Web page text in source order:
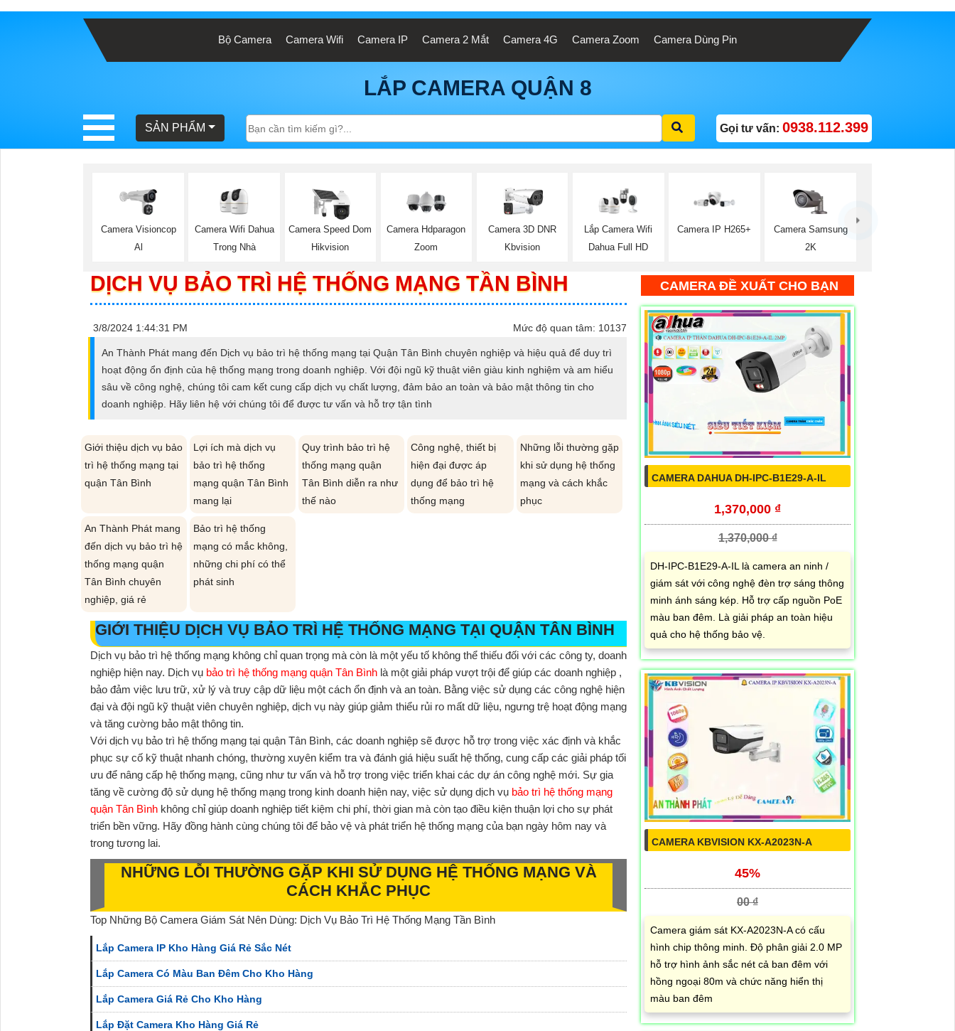
Bộ Camera Camera Wifi Camera IP Camera 2 Mắt Camera 4G Camera Zoom Camera Dùng Pin
LẮP CAMERA QUẬN 8
SẢN PHẨM Gọi tư vấn: 0938.112.399
Camera Visioncop
Al
Camera Wifi Dahua
Trong Nhà
Camera Speed Dom
Hikvision
Camera Hdparagon
Zoom
Camera 3D DNR
Kbvision
Lắp Camera Wifi
Dahua Full HD
Camera IP H265+
Camera Samsung
2K
DỊCH VỤ BẢO TRÌ HỆ THỐNG MẠNG TẦN BÌNH
3/8/2024 1:44:31 PM Mức độ quan tâm: 10137
An Thành Phát mang đến Dịch vụ bảo trì hệ thống mạng tại Quận Tân Bình chuyên nghiệp và hiệu quả để duy trì
hoạt động ổn định của hệ thống mạng trong doanh nghiệp. Với đội ngũ kỹ thuật viên giàu kinh nghiệm và am hiểu
sâu về công nghệ, chúng tôi cam kết cung cấp dịch vụ chất lượng, đảm bảo an toàn và bảo mật thông tin cho
doanh nghiệp. Hãy liên hệ với chúng tôi để được tư vấn và hỗ trợ tận tình
Giới thiệu dịch vụ bảo
trì hệ thống mạng tại
quận Tân Bình
Lợi ích mà dịch vụ
bảo trì hệ thống
mạng quận Tân Bình
mang lại
Quy trình bảo trì hệ
thống mạng quận
Tân Bình diễn ra như
thế nào
Công nghệ, thiết bị
hiện đại được áp
dụng để bảo trì hệ
thống mạng
Những lỗi thường gặp
khi sử dụng hệ thống
mạng và cách khắc
phục
An Thành Phát mang
đến dịch vụ bảo trì hệ
thống mạng quận
Tân Bình chuyên
nghiệp, giá rẻ
Bảo trì hệ thống
mạng có mắc không,
những chi phí có thể
phát sinh
GIỚI THIỆU DỊCH VỤ BẢO TRÌ HỆ THỐNG MẠNG TẠI QUẬN TÂN BÌNH
Dịch vụ bảo trì hệ thống mạng không chỉ quan trọng mà còn là một yếu tố không thể thiếu đối với các công ty, doanh
nghiệp hiện nay. Dịch vụ bảo trì hệ thống mạng quận Tân Bình là một giải pháp vượt trội để giúp các doanh nghiệp ,
bảo đảm việc lưu trữ, xử lý và truy cập dữ liệu một cách ổn định và an toàn. Bằng việc sử dụng các công nghệ hiện
đại và đội ngũ kỹ thuật viên chuyên nghiệp, dịch vụ này giúp giảm thiểu rủi ro mất dữ liệu, ngưng trệ hoạt động mạng
và tăng cường bảo mật thông tin.
Với dịch vụ bảo trì hệ thống mạng tại quận Tân Bình, các doanh nghiệp sẽ được hỗ trợ trong việc xác định và khắc
phục sự cố kỹ thuật nhanh chóng, thường xuyên kiểm tra và đánh giá hiệu suất hệ thống, cung cấp các giải pháp tối
ưu để nâng cấp hệ thống mạng, cũng như tư vấn và hỗ trợ trong việc triển khai các dự án công nghệ mới. Sự gia
tăng về cường độ sử dụng hệ thống mạng trong kinh doanh hiện nay, việc sử dụng dịch vụ bảo trì hệ thống mạng
quận Tân Bình không chỉ giúp doanh nghiệp tiết kiệm chi phí, thời gian mà còn tạo điều kiện thuận lợi cho sự phát
triển bền vững. Hãy đồng hành cùng chúng tôi để bảo vệ và phát triển hệ thống mạng của bạn ngày hôm nay và
trong tương lai.
NHỮNG LỖI THƯỜNG GẶP KHI SỬ DỤNG HỆ THỐNG MẠNG VÀ
CÁCH KHẮC PHỤC
Top Những Bộ Camera Giám Sát Nên Dùng: Dịch Vụ Bảo Trì Hệ Thống Mạng Tần Bình
Lắp Camera IP Kho Hàng Giá Rẻ Sắc Nét
Lắp Camera Có Màu Ban Đêm Cho Kho Hàng
Lắp Camera Giá Rẻ Cho Kho Hàng
Lắp Đặt Camera Kho Hàng Giá Rẻ
CAMERA ĐỀ XUẤT CHO BẠN
CAMERA DAHUA DH-IPC-B1E29-A-IL
1,370,000 ₫
1,370,000 ₫
DH-IPC-B1E29-A-IL là camera an ninh /
giám sát với công nghệ đèn trợ sáng thông
minh ánh sáng kép. Hỗ trợ cấp nguồn PoE
màu ban đêm. Là giải pháp an toàn hiệu
quả cho hệ thống bảo vệ.
CAMERA KBVISION KX-A2023N-A
45%
00 ₫
Camera giám sát KX-A2023N-A có cấu
hình chip thông minh. Độ phân giải 2.0 MP
hỗ trợ hình ảnh sắc nét cả ban đêm với
hồng ngoại 80m và chức năng hiển thị
màu ban đêm